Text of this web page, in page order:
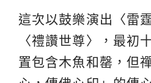
這次以鼓樂演出〈雷
〈禮讚世尊〉，最初
置包含木魚和罄，但